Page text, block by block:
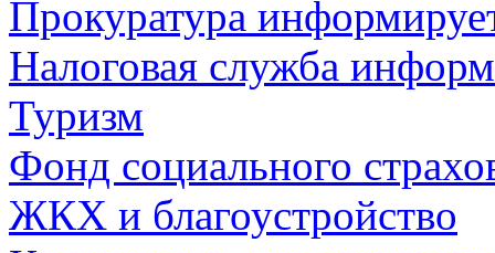
Прокуратура
Налоговая служба
Туризм
Фонд социального
ЖКХ и благоустройство